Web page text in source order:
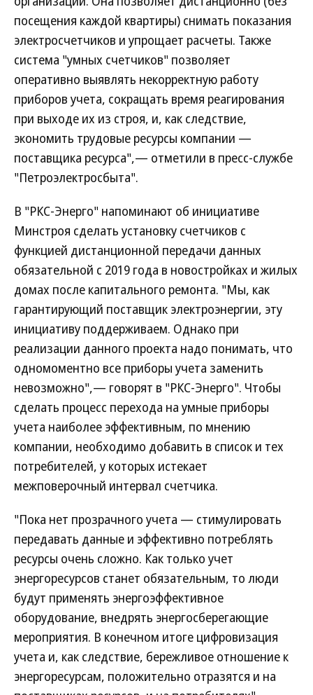
посещения каждой квартиры) снимать показания
электросчетчиков и упрощает расчеты. Также
система "умных счетчиков" позволяет
оперативно выявлять некорректную работу
приборов учета, сокращать время реагирования
при выходе их из строя, и, как следствие,
экономить трудовые ресурсы компании —
поставщика ресурса",— отметили в пресс-службе
"Петроэлектросбыта".
В "РКС-Энерго" напоминают об инициативе
Минстроя сделать установку счетчиков с
функцией дистанционной передачи данных
обязательной с 2019 года в новостройках и жилых
домах после капитального ремонта. "Мы, как
гарантирующий поставщик электроэнергии, эту
инициативу поддерживаем. Однако при
реализации данного проекта надо понимать, что
одномоментно все приборы учета заменить
невозможно",— говорят в "РКС-Энерго". Чтобы
сделать процесс перехода на умные приборы
учета наиболее эффективным, по мнению
компании, необходимо добавить в список и тех
потребителей, у которых истекает
межповерочный интервал счетчика.
"Пока нет прозрачного учета — стимулировать
передавать данные и эффективно потреблять
ресурсы очень сложно. Как только учет
энергоресурсов станет обязательным, то люди
будут применять энергоэффективное
оборудование, внедрять энергосберегающие
мероприятия. В конечном итоге цифровизация
учета и, как следствие, бережливое отношение к
энергоресурсам, положительно отразятся и на